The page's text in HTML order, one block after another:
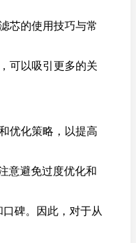
芯的使用技巧与常
可以吸引更多的关
优化策略，以提高
意避免过度优化和
碑。因此，对于从